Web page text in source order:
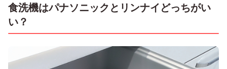
食洗機はパナソニックとリンナイどっちがい
い？